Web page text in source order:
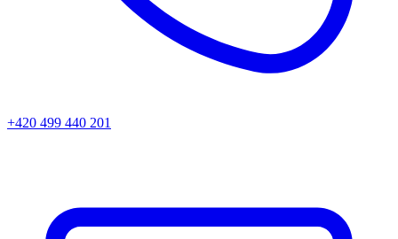
+420 499 440 201